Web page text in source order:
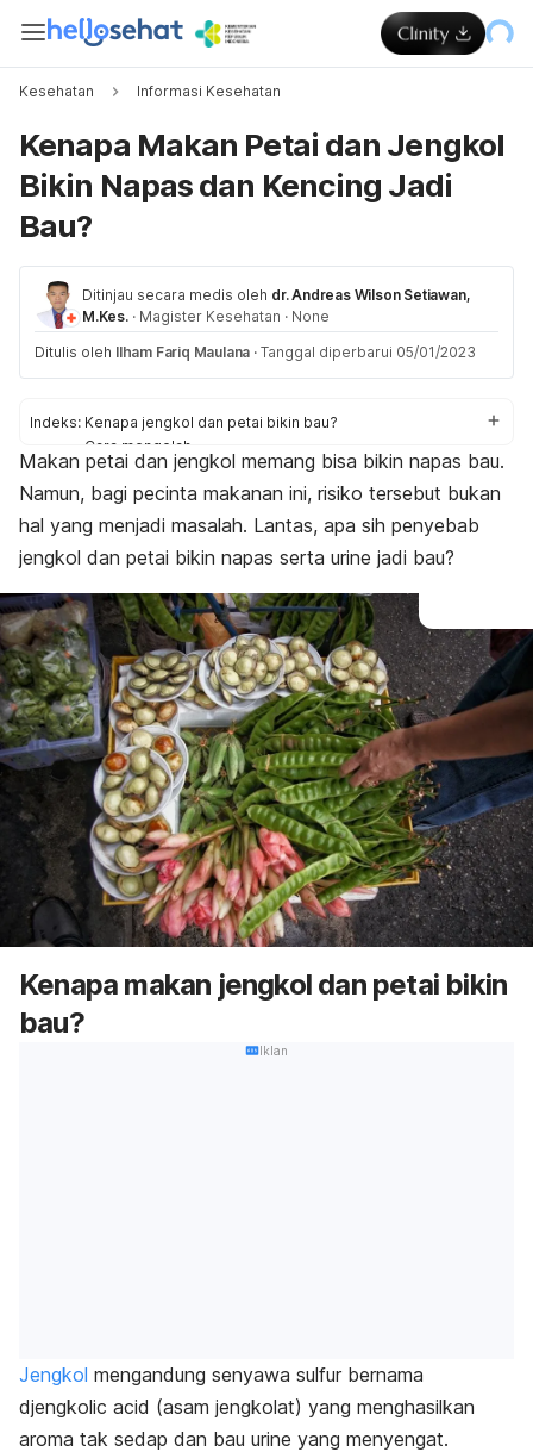
Kesehatan Informasi Kesehatan
Kenapa Makan Petai dan Jengkol
Bikin Napas dan Kencing Jadi
Bau?
Ditinjau secara medis oleh dr. Andreas Wilson Setiawan,
M.Kes. · Magister Kesehatan · None
Ditulis oleh Ilham Fariq Maulana · Tanggal diperbarui 05/01/2023
Indeks: Kenapa jengkol dan petai bikin bau?
Cara mengolah
Cara menghilangkan bau
Makan petai dan jengkol memang bisa bikin napas bau.
Namun, bagi pecinta makanan ini, risiko tersebut bukan
hal yang menjadi masalah. Lantas, apa sih penyebab
jengkol dan petai bikin napas serta urine jadi bau?
Kenapa makan jengkol dan petai bikin
bau?
Iklan
Jengkol mengandung senyawa sulfur bernama
djengkolic acid (asam jengkolat) yang menghasilkan
aroma tak sedap dan bau urine yang menyengat.